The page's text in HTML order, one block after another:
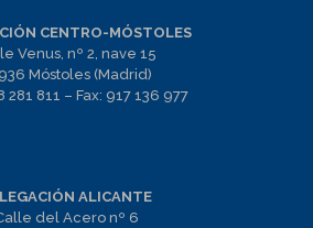
CENTRO-MÓSTOLES
Venus, nº 2, nave 15
Móstoles (Madrid)
281 811 – Fax: 917 136 977
ALICANTE
del Acero nº 6